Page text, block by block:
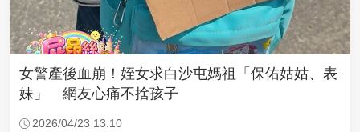
女警產後血崩！姪女求白沙屯媽祖「保佑姑姑、表
妹」 網友心痛不捨孩子
2026/04/23 13:10